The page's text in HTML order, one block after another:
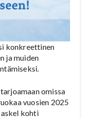
konkreettinen
ja muiden
omissa
vuosien 2025
askel kohti